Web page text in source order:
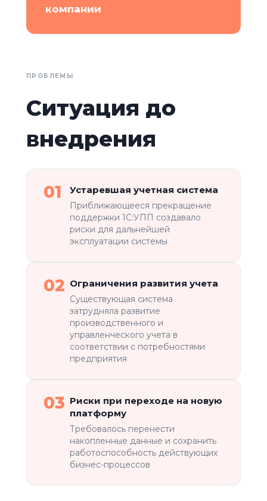
компании
ПРОБЛЕМЫ
Ситуация до
внедрения
01 Устаревшая учетная система
Приближающееся прекращение
поддержки 1С:УПП создавало
риски для дальнейшей
эксплуатации системы
02 Ограничения развития учета
Существующая система
затрудняла развитие
производственного и
управленческого учета в
соответствии с потребностями
предприятия
03 Риски при переходе на новую
платформу
Требовалось перенести
накопленные данные и сохранить
работоспособность действующих
бизнес-процессов